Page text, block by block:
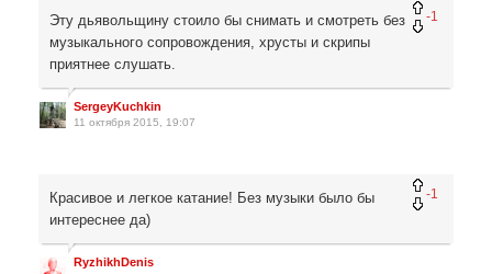
-1
Эту дьявольщину стоило бы снимать и смотреть без
музыкального сопровождения, хрусты и скрипы
приятнее слушать.
SergeyKuchkin
11 октября 2015, 19:07
-1
Красивое и легкое катание! Без музыки было бы
интереснее да)
RyzhikhDenis